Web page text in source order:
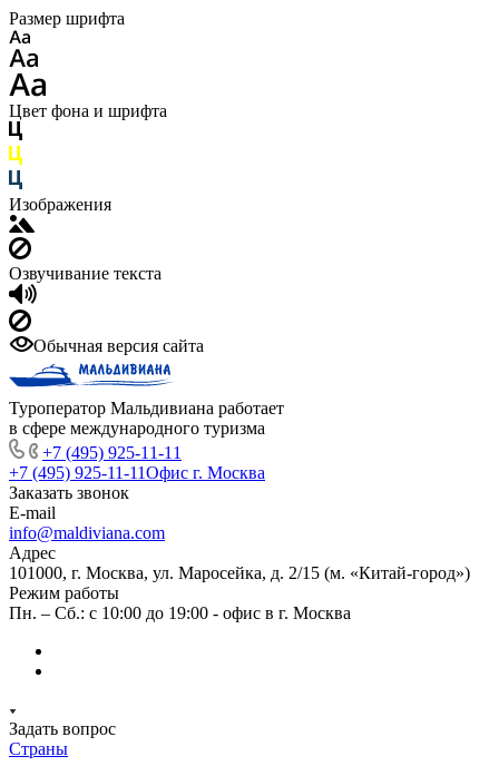
Размер шрифта
Цвет фона и шрифта
Изображения
Озвучивание текста
Обычная версия сайта
Туроператор Мальдивиана работает
в сфере международного туризма
+7 (495) 925-11-11
+7 (495) 925-11-11Офис г. Москва
Заказать звонок
E-mail
info@maldiviana.com
Адрес
101000, г. Москва, ул. Маросейка, д. 2/15 (м. «Китай-город»)
Режим работы
Пн. – Сб.: с 10:00 до 19:00 - офис в г. Москва
Задать вопрос
Страны